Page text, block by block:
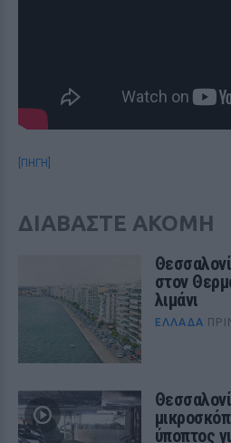
[ΠΗΓΗ]
ΔΙΑΒΑΣΤΕ ΑΚΟΜΗ
στον
λιμάνι
ΕΛΛΆΔΑ
ύποπτος